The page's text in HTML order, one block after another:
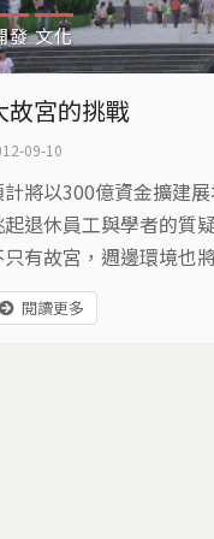
發 文化
故宮的挑戰
09-10
將以300億資金擴建展
退休員工與學者的質
只有故宮，週邊環境也
張，只是院內事，還
溪的未來？
閱讀更多